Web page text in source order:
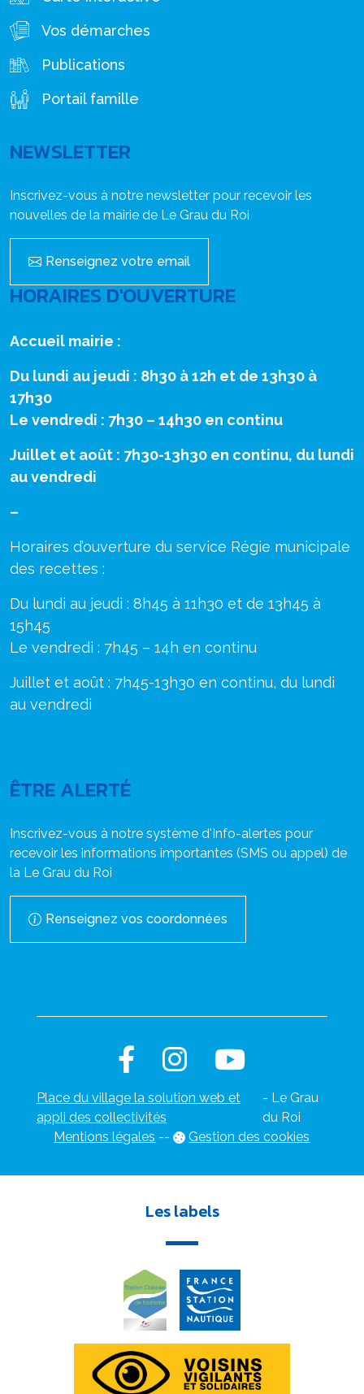
Vos démarches
Publications
Portail famille
NEWSLETTER
Inscrivez-vous à notre newsletter pour recevoir les
nouvelles de la mairie de Le Grau du Roi
Renseignez votre email
HORAIRES D'OUVERTURE
Accueil mairie :
Du lundi au jeudi : 8h30 à 12h et de 13h30 à
17h30
Le vendredi : 7h30 – 14h30 en continu
Juillet et août : 7h30-13h30 en continu, du lundi
au vendredi
–
Horaires d’ouverture du service Régie municipale
des recettes :
Du lundi au jeudi : 8h45 à 11h30 et de 13h45 à
15h45
Le vendredi : 7h45 – 14h en continu
Juillet et août : 7h45-13h30 en continu, du lundi
au vendredi
ÊTRE ALERTÉ
Inscrivez-vous à notre système d'Info-alertes pour
recevoir les informations importantes (SMS ou appel) de
la Le Grau du Roi
Renseignez vos coordonnées
Place du village la solution web et
appli des collectivités
- Le Grau
du Roi
Mentions légales -- Gestion des cookies
Les labels